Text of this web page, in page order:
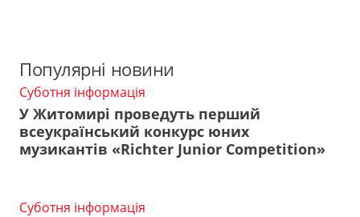
Популярні новини
Суботня інформація
У Житомирі проведуть перший
всеукраїнський конкурс юних
музикантів «Richter Junior Competition»
Суботня інформація